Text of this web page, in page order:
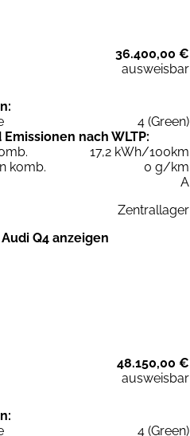
36.400,00 €
ausweisbar
4 (Green)
nach WLTP:
17,2 kWh/100km
komb.
0 g/km
A
Zentrallager
Q4 anzeigen
48.150,00 €
ausweisbar
4 (Green)